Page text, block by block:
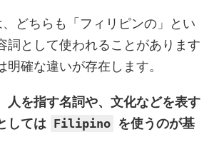
どちらも「フィリピンの」とい
詞として使われることがあります
明確な違いが存在します。
人を指す名詞や、文化などを表す
しては Filipino を使うのが基